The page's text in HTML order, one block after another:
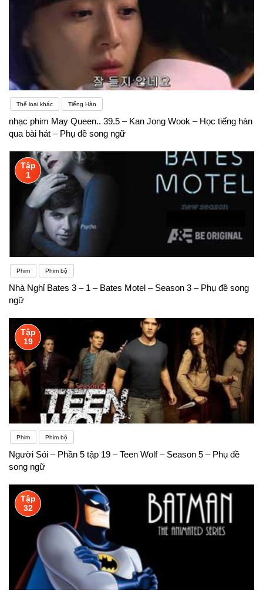
Thể loại khác Tiếng Hàn
nhạc phim May Queen.. 39.5 – Kan Jong Wook – Học tiếng hàn
qua bài hát – Phụ đề song ngữ
Tập
1
Phim Phim bộ
Nhà Nghỉ Bates 3 – 1 – Bates Motel – Season 3 – Phụ đề song
ngữ
Tập
19
Phim Phim bộ
Người Sói – Phần 5 tập 19 – Teen Wolf – Season 5 – Phụ đề
song ngữ
Tập
32